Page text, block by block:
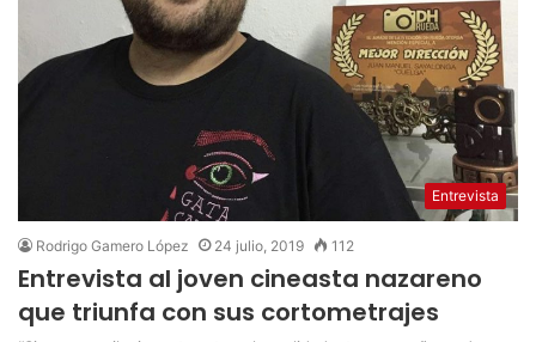
Entrevista
Rodrigo Gamero López 24 julio, 2019 112
Entrevista al joven cineasta nazareno
que triunfa con sus cortometrajes